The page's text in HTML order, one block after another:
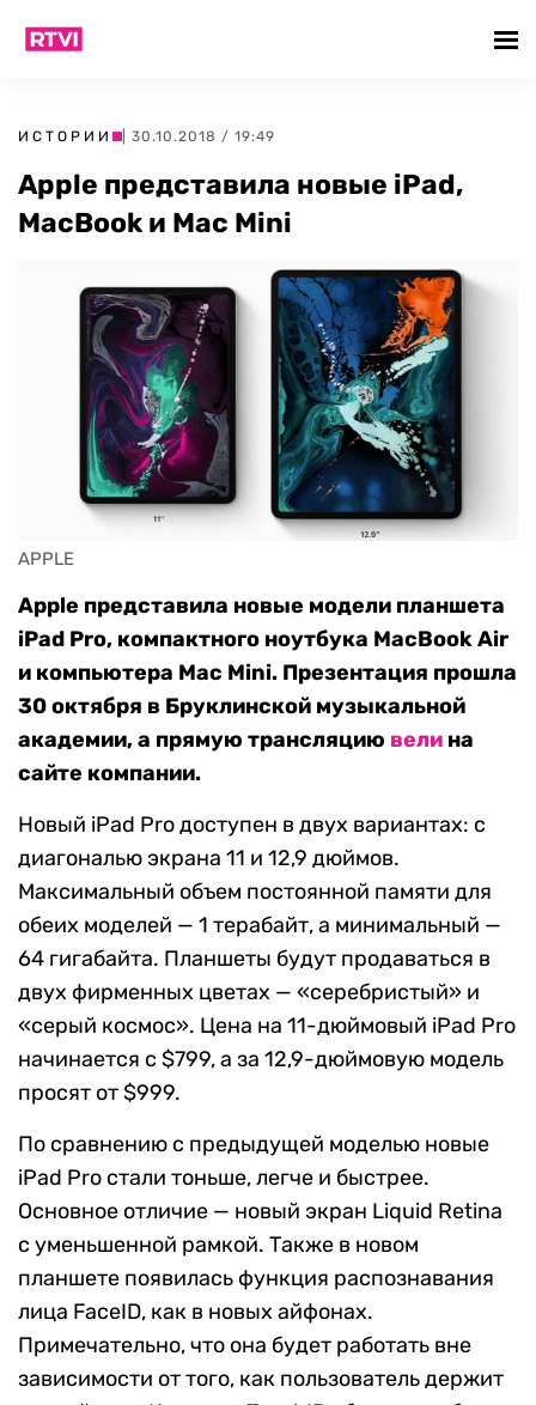
ИСТОРИИ | 30.10.2018 / 19:49
Apple представила новые iPad,
MacBook и Mac Mini
APPLE
Apple представила новые модели планшета
iPad Pro, компактного ноутбука MacBook Air
и компьютера Mac Mini. Презентация прошла
30 октября в Бруклинской музыкальной
академии, а прямую трансляцию вели на
сайте компании.
Новый iPad Pro доступен в двух вариантах: с
диагональю экрана 11 и 12,9 дюймов.
Максимальный объем постоянной памяти для
обеих моделей — 1 терабайт, а минимальный —
64 гигабайта. Планшеты будут продаваться в
двух фирменных цветах — «серебристый» и
«серый космос». Цена на 11-дюймовый iPad Pro
начинается с $799, а за 12,9-дюймовую модель
просят от $999.
По сравнению с предыдущей моделью новые
iPad Pro стали тоньше, легче и быстрее.
Основное отличие — новый экран Liquid Retina
с уменьшенной рамкой. Также в новом
планшете появилась функция распознавания
лица FaceID, как в новых айфонах.
Примечательно, что она будет работать вне
зависимости от того, как пользователь держит